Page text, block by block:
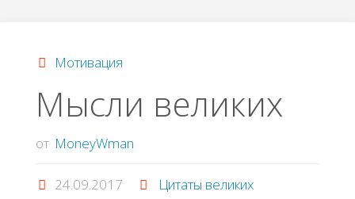
Мотивация
Мысли великих
от MoneyWman
24.09.2017 Цитаты великих